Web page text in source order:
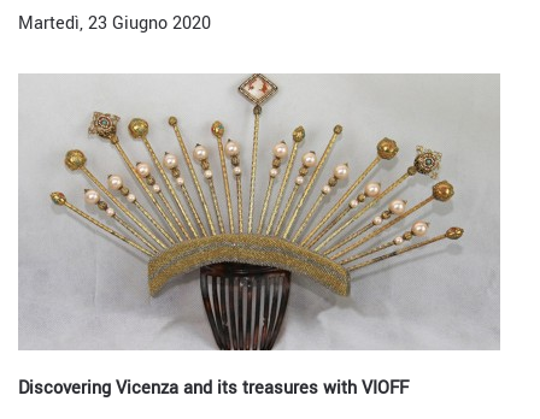
Martedì, 23 Giugno 2020
Discovering Vicenza and its treasures with VIOFF